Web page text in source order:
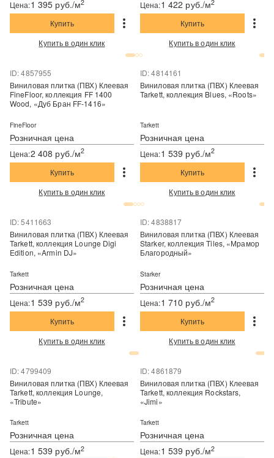
Цена:1 395 руб./м2
Купить
Купить в один клик
Цена:1 422 руб./м2
Купить
Купить в один клик
Розничная цена
ID: 4857955
Цена:2 408 руб./м2
Виниловая плитка (ПВХ) Клеевая
FineFloor, коллекция FF 1400
Wood, «Дуб Бран FF-1416»
FineFloor
Купить
Купить в один клик
Розничная цена
ID: 4814161
Цена:1 539 руб./м2
Виниловая плитка (ПВХ) Клеевая
Tarkett, коллекция Blues, «Roots»
Tarkett
Купить
Купить в один клик
Розничная цена
ID: 5411663
Цена:1 539 руб./м2
Виниловая плитка (ПВХ) Клеевая
Tarkett, коллекция Lounge Digi
Edition, «Armin DJ»
Tarkett
Купить
Купить в один клик
Розничная цена
ID: 4838817
Цена:1 710 руб./м2
Виниловая плитка (ПВХ) Клеевая
Starker, коллекция Tiles, «Мрамор
Благородный»
Starker
Купить
Купить в один клик
Розничная цена
ID: 4799409
Цена:1 539 руб./м2
Виниловая плитка (ПВХ) Клеевая
Tarkett, коллекция Lounge,
«Tribute»
Tarkett
Розничная цена
ID: 4861879
Цена:1 539 руб./м2
Виниловая плитка (ПВХ) Клеевая
Tarkett, коллекция Rockstars,
«Jimi»
Tarkett